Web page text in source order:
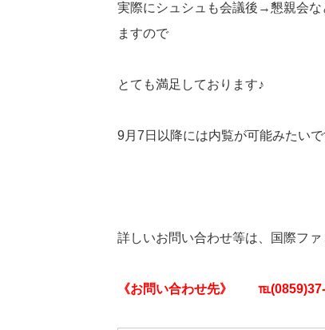
実際にシュシュも会議後→懇親会な
ますので
とても満足しております♪
9月7日以降には内覧が可能みたいで
詳しいお問い合わせ等は、国際フ
《お問い合わせ先》